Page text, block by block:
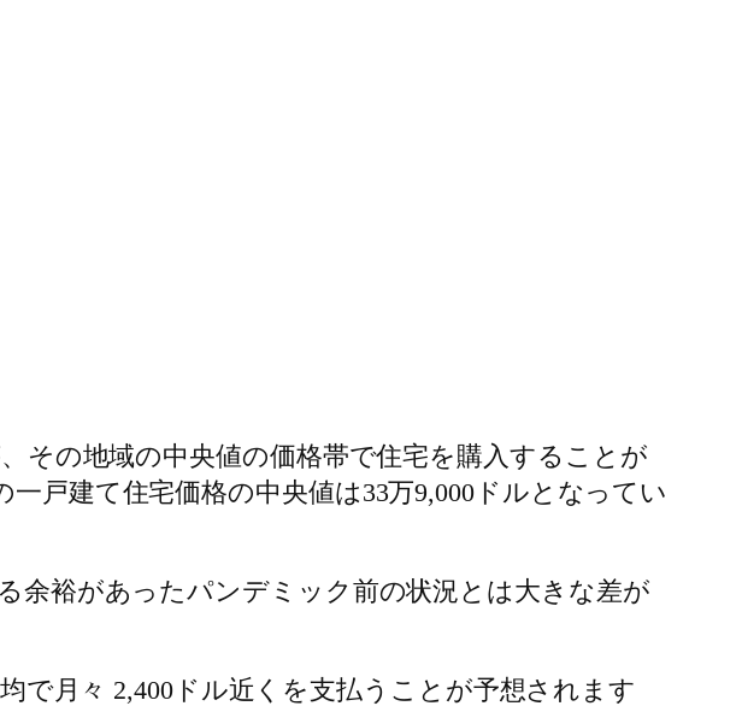
その地域の中央値の価格帯で住宅を購入することが
戸建て住宅価格の中央値は33万9,000ドルとなってい
余裕があったパンデミック前の状況とは大きな差が
で月々 2,400ドル近くを支払うことが予想されます